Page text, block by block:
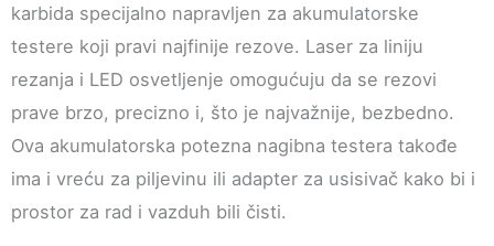
karbida specijalno napravljen za akumulatorske
testere koji pravi najfinije rezove. Laser za liniju
rezanja i LED osvetljenje omogućuju da se rezovi
prave brzo, precizno i, što je najvažnije, bezbedno.
Ova akumulatorska potezna nagibna testera takođe
ima i vreću za piljevinu ili adapter za usisivač kako bi i
prostor za rad i vazduh bili čisti.